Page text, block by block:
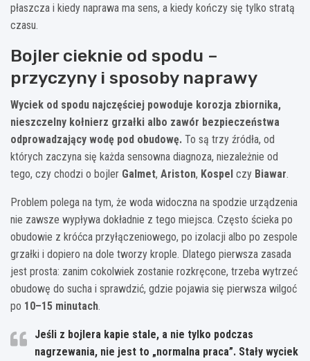
płaszcza i kiedy naprawa ma sens, a kiedy kończy się tylko stratą
czasu.
Bojler cieknie od spodu –
przyczyny i sposoby naprawy
Wyciek od spodu najczęściej powoduje korozja zbiornika,
nieszczelny kołnierz grzałki albo zawór bezpieczeństwa
odprowadzający wodę pod obudowę. To są trzy źródła, od
których zaczyna się każda sensowna diagnoza, niezależnie od
tego, czy chodzi o bojler Galmet, Ariston, Kospel czy Biawar.
Problem polega na tym, że woda widoczna na spodzie urządzenia
nie zawsze wypływa dokładnie z tego miejsca. Często ścieka po
obudowie z króćca przyłączeniowego, po izolacji albo po zespole
grzałki i dopiero na dole tworzy krople. Dlatego pierwsza zasada
jest prosta: zanim cokolwiek zostanie rozkręcone, trzeba wytrzeć
obudowę do sucha i sprawdzić, gdzie pojawia się pierwsza wilgoć
po 10–15 minutach.
Jeśli z bojlera kapie stale, a nie tylko podczas
nagrzewania, nie jest to „normalna praca”. Stały wyciek